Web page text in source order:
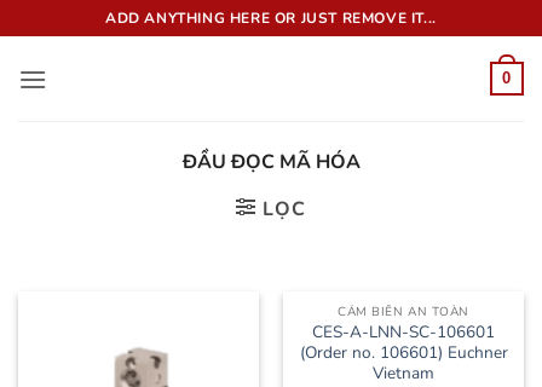
qua
nội
ADD ANYTHING HERE OR JUST REMOVE IT...
0
ĐẦU ĐỌC MÃ HÓA
LỌC
CẢM BIẾN AN TOÀN
CES-A-LNN-SC-106601
(Order no. 106601) Euchner
Vietnam